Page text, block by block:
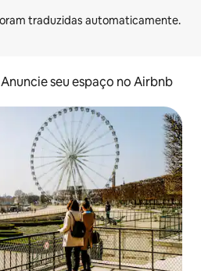
Anuncie seu espaço no Airbnb